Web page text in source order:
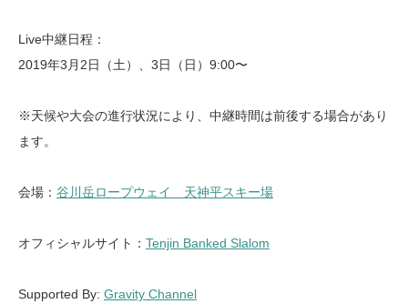
Live中継日程：
2019年3月2日（土）、3日（日）9:00〜
※天候や大会の進行状況により、中継時間は前後する場合があり
ます。
会場： 谷川岳ロープウェイ 天神平スキー場
オフィシャルサイト： Tenjin Banked Slalom
Supported By: Gravity Channel